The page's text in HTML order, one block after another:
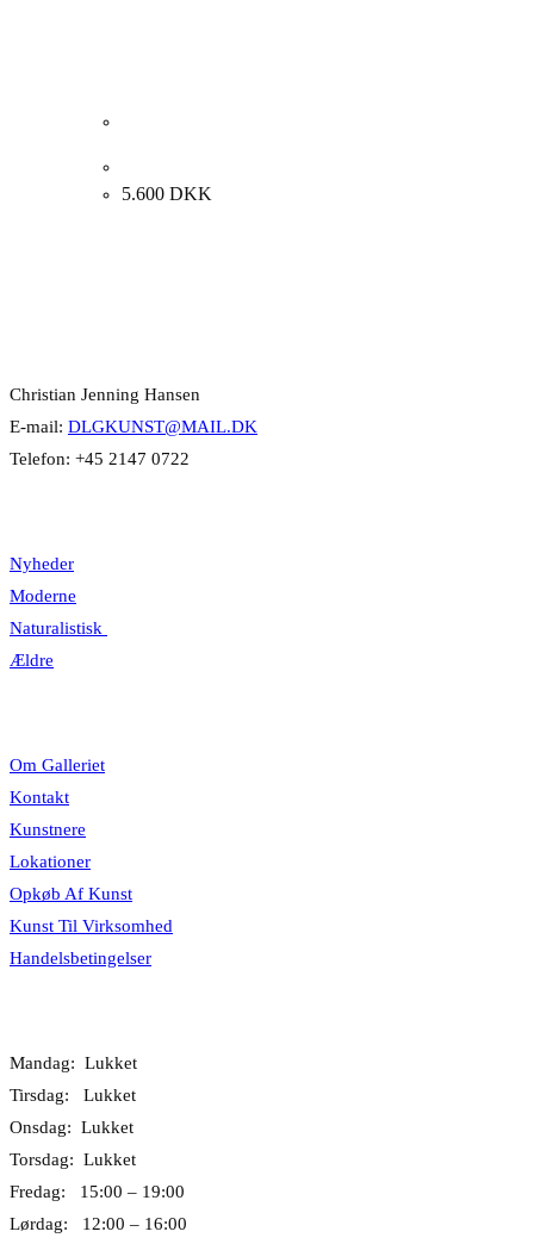
5.600 DKK
Christian Jenning Hansen
E-mail: DLGKUNST@MAIL.DK
Telefon: +45 2147 0722
Nyheder
Moderne
Naturalistisk
Ældre
Om Galleriet
Kontakt
Kunstnere
Lokationer
Opkøb Af Kunst
Kunst Til Virksomhed
Handelsbetingelser
Mandag: Lukket
Tirsdag: Lukket
Onsdag: Lukket
Torsdag: Lukket
Fredag: 15:00 – 19:00
Lørdag: 12:00 – 16:00